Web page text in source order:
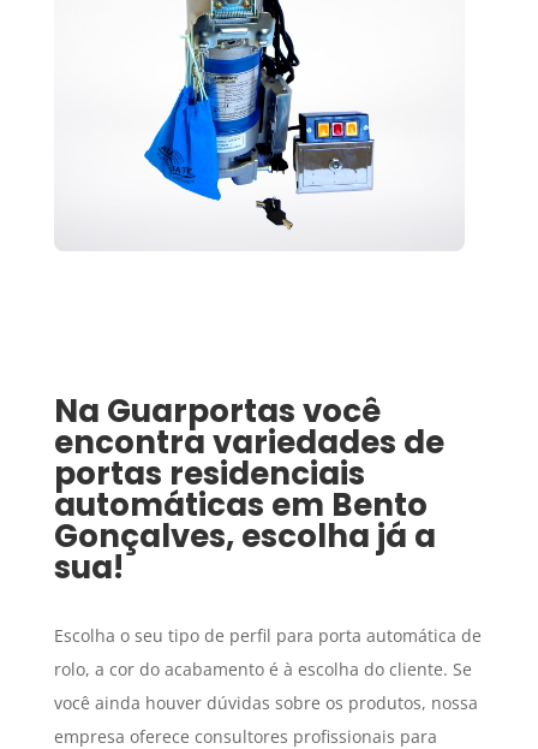
Na Guarportas você
encontra variedades de
portas residenciais
automáticas em Bento
Gonçalves, escolha já a
sua!
Escolha o seu tipo de perfil para porta automática de
rolo, a cor do acabamento é à escolha do cliente. Se
você ainda houver dúvidas sobre os produtos, nossa
empresa oferece consultores profissionais para